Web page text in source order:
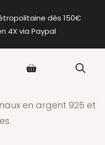
dès 150€
4X via Paypal